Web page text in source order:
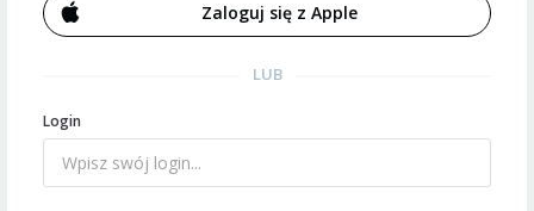
Zaloguj się z Apple
LUB
Login